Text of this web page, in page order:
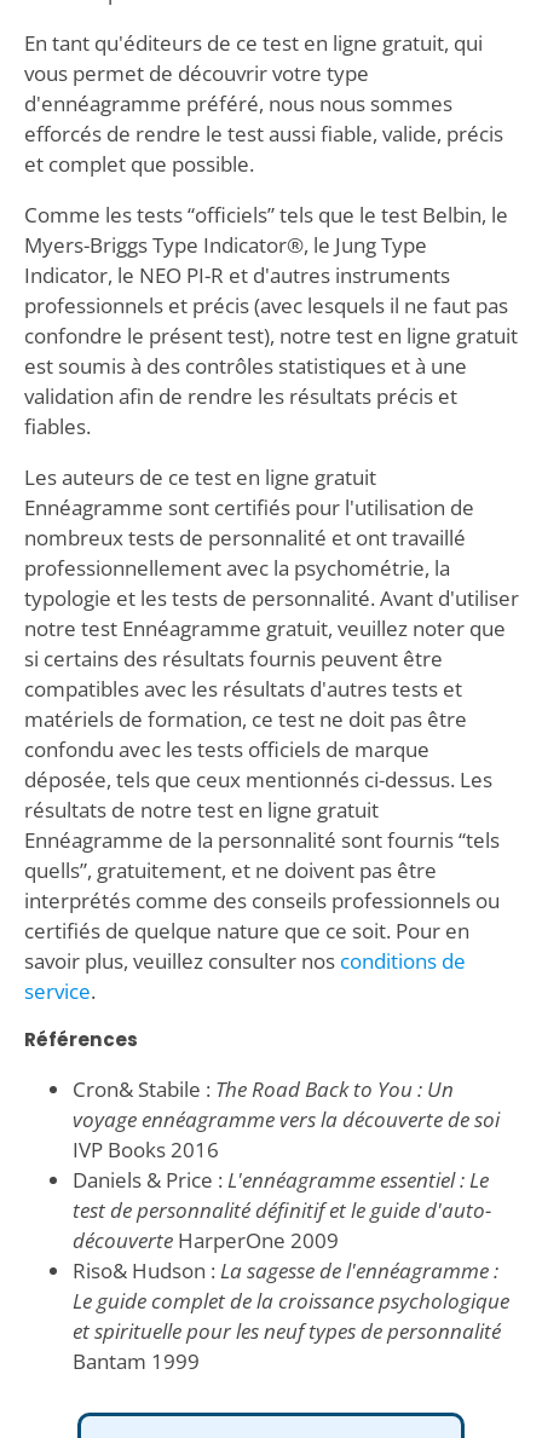
En tant qu'éditeurs de ce test en ligne gratuit, qui
vous permet de découvrir votre type
d'ennéagramme préféré, nous nous sommes
efforcés de rendre le test aussi fiable, valide, précis
et complet que possible.
Comme les tests “officiels” tels que le test Belbin, le
Myers-Briggs Type Indicator®, le Jung Type
Indicator, le NEO PI-R et d'autres instruments
professionnels et précis (avec lesquels il ne faut pas
confondre le présent test), notre test en ligne gratuit
est soumis à des contrôles statistiques et à une
validation afin de rendre les résultats précis et
fiables.
Les auteurs de ce test en ligne gratuit
Ennéagramme sont certifiés pour l'utilisation de
nombreux tests de personnalité et ont travaillé
professionnellement avec la psychométrie, la
typologie et les tests de personnalité. Avant d'utiliser
notre test Ennéagramme gratuit, veuillez noter que
si certains des résultats fournis peuvent être
compatibles avec les résultats d'autres tests et
matériels de formation, ce test ne doit pas être
confondu avec les tests officiels de marque
déposée, tels que ceux mentionnés ci-dessus. Les
résultats de notre test en ligne gratuit
Ennéagramme de la personnalité sont fournis “tels
quells”, gratuitement, et ne doivent pas être
interprétés comme des conseils professionnels ou
certifiés de quelque nature que ce soit. Pour en
savoir plus, veuillez consulter nos conditions de
service.
Références
Cron& Stabile : The Road Back to You : Un
voyage ennéagramme vers la découverte de soi
IVP Books 2016
Daniels & Price : L'ennéagramme essentiel : Le
test de personnalité définitif et le guide d'auto-
découverteHarperOne 2009
Riso& Hudson : La sagesse de l'ennéagramme :
Le guide complet de la croissance psychologique
et spirituelle pour les neuf types de personnalité
Bantam 1999